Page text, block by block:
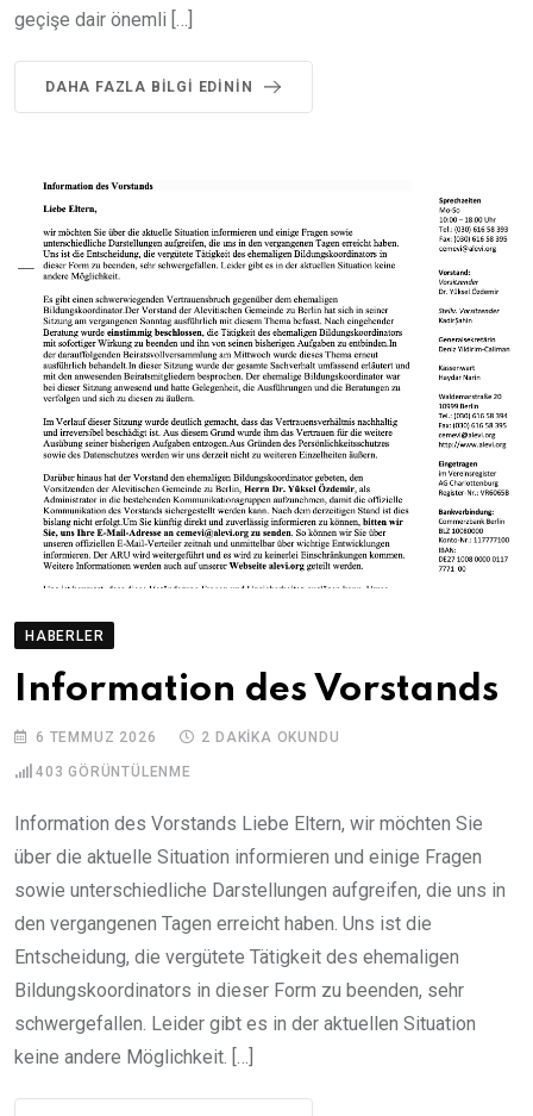
geçişe dair önemli […]
DAHA FAZLA BILGI EDININ
HABERLER
Information des Vorstands
6 TEMMUZ 2026 2 DAKIKA OKUNDU
403 GÖRÜNTÜLENME
Information des Vorstands Liebe Eltern, wir möchten Sie
über die aktuelle Situation informieren und einige Fragen
sowie unterschiedliche Darstellungen aufgreifen, die uns in
den vergangenen Tagen erreicht haben. Uns ist die
Entscheidung, die vergütete Tätigkeit des ehemaligen
Bildungskoordinators in dieser Form zu beenden, sehr
schwergefallen. Leider gibt es in der aktuellen Situation
keine andere Möglichkeit. […]